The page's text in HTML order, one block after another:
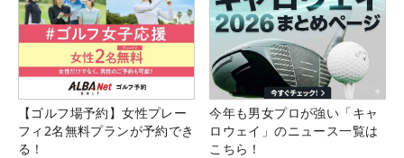
【ゴルフ場予約】女性プレー
フィ2名無料プランが予約でき
る！
今年も男女プロが強い「キャ
ロウェイ」のニュース一覧は
こちら！